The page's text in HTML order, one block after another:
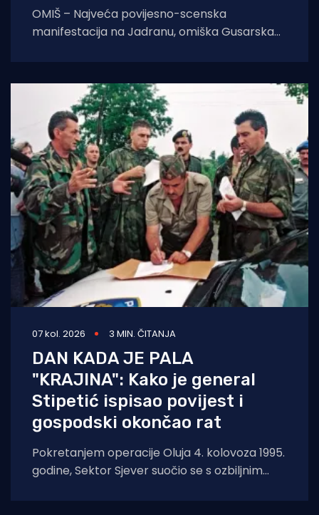
OMIŠ – Najveća povijesno-scenska
manifestacija na Jadranu, omiška Gusarska
07 kol. 2026 3 MIN. ČITANJA
DAN KADA JE PALA
"KRAJINA": Kako je general
Stipetić ispisao povijest i
gospodski okončao rat
Pokretanjem operacije Oluja 4. kolovoza 1995.
godine, Sektor Sjever suočio se s ozbiljnim